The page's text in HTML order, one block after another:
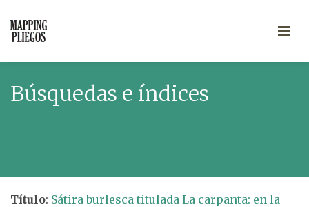
Búsquedas e índices
Título: Sátira burlesca titulada La carpanta: en la